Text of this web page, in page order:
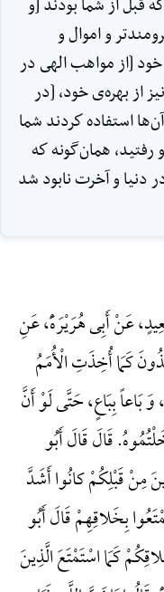
قبل از شما بودند [و
و اموال و
خود [از مواهب الهى در
از بهره‌ی خود، [در
استفاده كردند شما
رفتيد، همان‌گونه كه
دنيا و آخرت نابود شد
عَنْ أَبِی هُرَیْرَهًَْ، عَنِ
کَمَا أُخِذَتِ الْأُمَمُ
بَاعاً بِبَاعٍ، حَتَّی لَوْ أَنَّ
قَالَ قَالَ أَبُو
مِنْ قَبْلِکُمْ کانُوا أَشَدَّ
بِخَلاقِهِمْ قَالَ أَبُو
کَمَا اسْتَمْتَعَ الَّذِینَ